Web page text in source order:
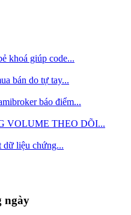
khoá giúp code...
bán do tự tay...
báo điểm...
VOLUME THEO DÕI...
dữ liệu chứng...
ngày